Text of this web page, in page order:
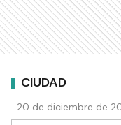
CIUDAD
20 de diciembre de